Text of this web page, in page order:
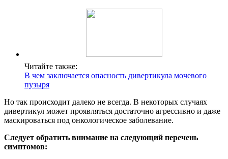
Читайте также:
В чем заключается опасность дивертикула мочевого
пузыря
Но так происходит далеко не всегда. В некоторых случаях
дивертикул может проявляться достаточно агрессивно и даже
маскироваться под онкологическое заболевание.
Следует обратить внимание на следующий перечень
симптомов: